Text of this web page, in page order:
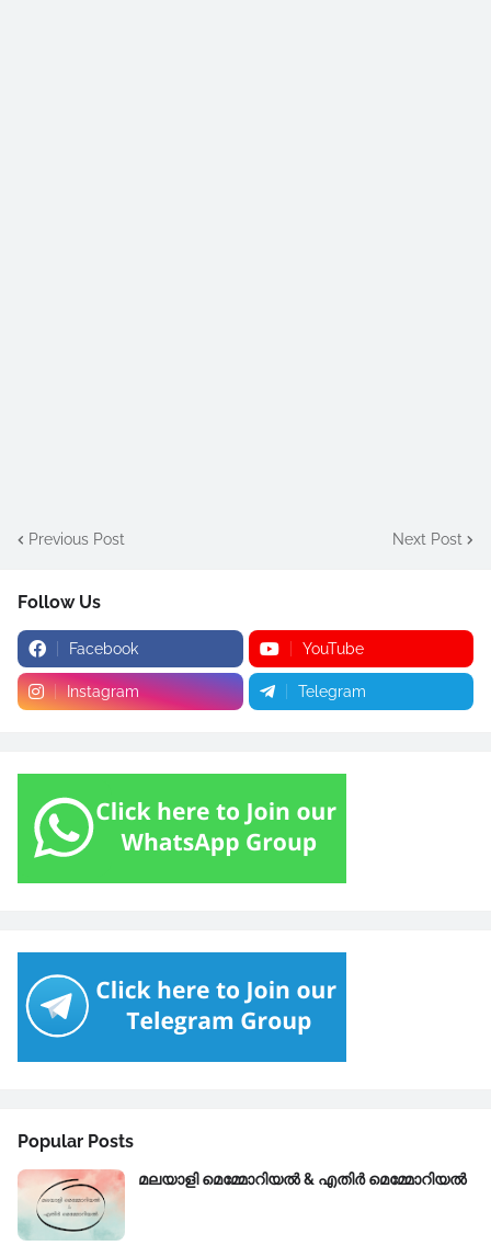
Previous Post Next Post
Follow Us
Facebook YouTube
Instagram Telegram
Popular Posts
മലയാളി മെമ്മോറിയൽ & എതിർ മെമ്മോറിയൽ